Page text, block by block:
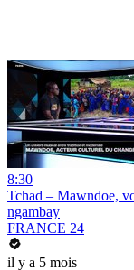
8:30
Tchad – Mawndoe,
ngambay
FRANCE 24
il y a 5 mois